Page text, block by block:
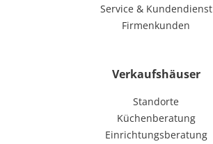
Service & Kundendienst
Firmenkunden
Verkaufshäuser
Standorte
Küchenberatung
Einrichtungsberatung